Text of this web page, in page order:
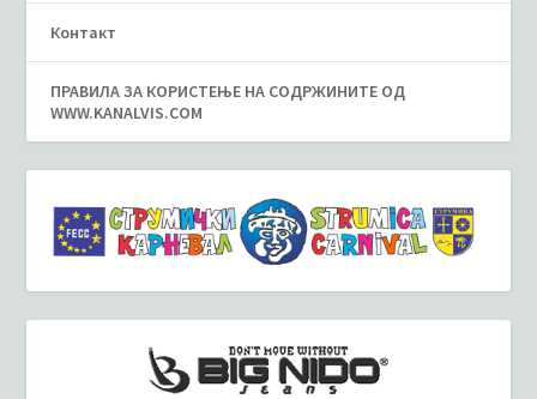
Контакт
ПРАВИЛА ЗА КОРИСТЕЊЕ НА СОДРЖИНИТЕ ОД
WWW.KANALVIS.COM